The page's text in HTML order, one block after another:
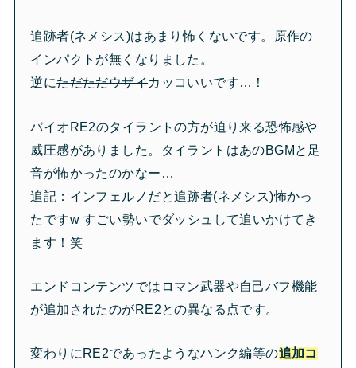
追跡者(ネメシス)はあまり怖くないです。原作の
インパクトが無くなりました。
逆にただただウザイカッコいいです…！
バイオRE2のタイラントの方が迫り来る恐怖感や
威圧感がありました。タイラントはあのBGMと足
音が怖かったのかなー…
追記：インフェルノだと追跡者(ネメシス)怖かっ
たですw すごい勢いでダッシュして追いかけてき
ます！笑
エンドコンテンツではロマン武器や自己バフ機能
が追加されたのがRE2との異なる点です。
変わりにRE2であったようなハンク編等の追加コ